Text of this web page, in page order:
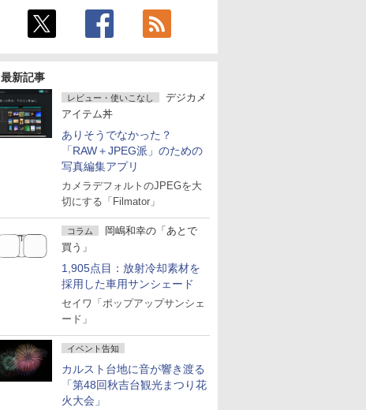
最新記事
レビュー・使いこなし
デジカメ
アイテム丼
ありそうでなかった？
「RAW＋JPEG派」のための
写真編集アプリ
カメラデフォルトのJPEGを大
切にする「Filmator」
コラム
岡嶋和幸の「あとで
買う」
1,905点目：放射冷却素材を
採用した車用サンシェード
セイワ「ポップアップサンシェ
ード」
イベント告知
カルスト台地に音が響き渡る
「第48回秋吉台観光まつり花
火大会」